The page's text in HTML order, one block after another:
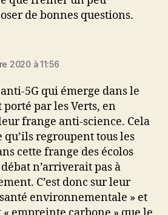
de bonnes questions.
:
2020 à 11:56
5G qui émerge dans le
par les Verts, en
frange anti-science. Cela
qu’ils regroupent tous les
cette frange des écolos
n’arriverait pas à
C’est donc sur leur
santé environnementale » et